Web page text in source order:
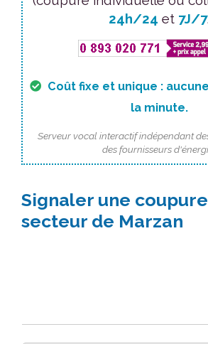
24h/24 et 7J/7.
Coût fixe et unique :
la minute.
Serveur vocal interactif indépendant
des fournisseurs
Signaler une
secteur de Marzan